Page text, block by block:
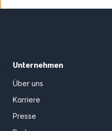
Unternehmen
Über uns
Karriere
Presse